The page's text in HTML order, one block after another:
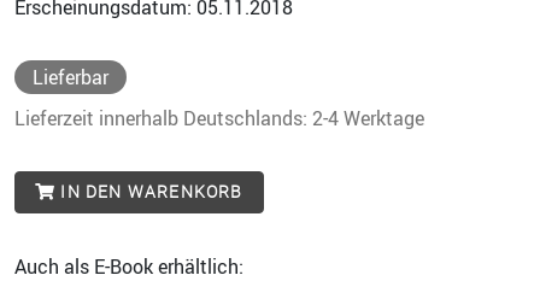
Erscheinungsdatum: 05.11.2018
Lieferbar
Lieferzeit innerhalb Deutschlands: 2-4 Werktage
IN DEN WARENKORB
Auch als E-Book erhältlich: